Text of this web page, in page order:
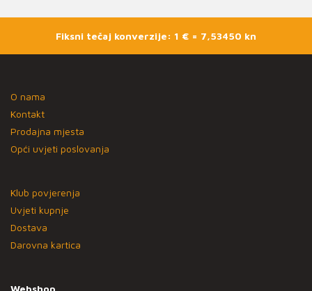
Fiksni tečaj konverzije: 1 € = 7,53450 kn
O nama
Kontakt
Prodajna mjesta
Opći uvjeti poslovanja
Klub povjerenja
Uvjeti kupnje
Dostava
Darovna kartica
Webshop